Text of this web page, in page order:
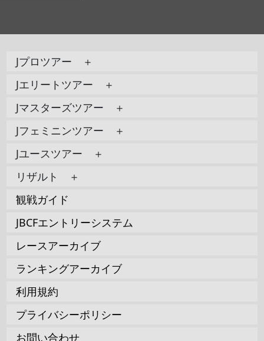
Jプロツアー ＋
Jエリートツアー ＋
Jマスターズツアー ＋
Jフェミニンツアー ＋
Jユースツアー ＋
リザルト ＋
観戦ガイド
JBCFエントリーシステム
レースアーカイブ
ランキングアーカイブ
利用規約
プライバシーポリシー
お問い合わせ